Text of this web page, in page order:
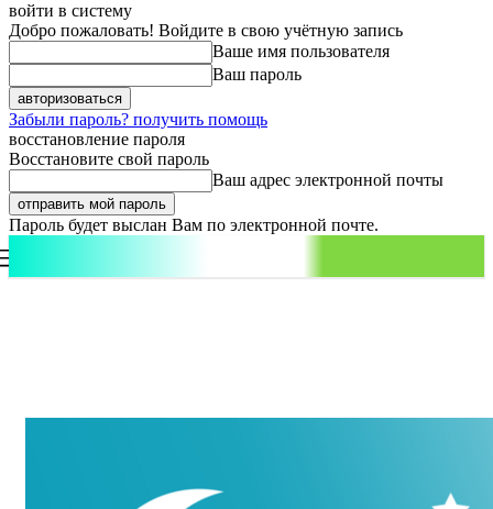
войти в систему
Добро пожаловать! Войдите в свою учётную запись
Ваше имя пользователя
Ваш пароль
Забыли пароль? получить помощь
восстановление пароля
Восстановите свой пароль
Ваш адрес электронной почты
Пароль будет выслан Вам по электронной почте.